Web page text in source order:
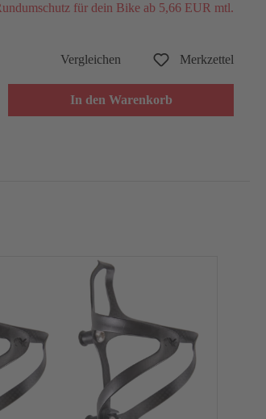
für dein Bike ab 5,66 EUR mtl.
Vergleichen Merkzettel
In den Warenkorb